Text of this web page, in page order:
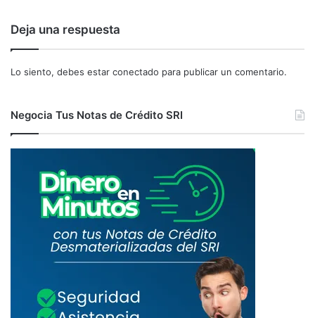
Deja una respuesta
Lo siento, debes estar conectado para publicar un comentario.
Negocia Tus Notas de Crédito SRI